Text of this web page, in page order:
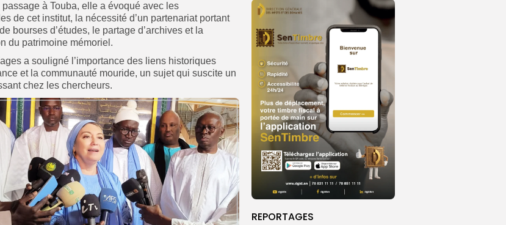
REPORTAGES
passage à Touba, elle a évoqué avec les
de cet institut, la nécessité d’un partenariat portant
bourses d’études, le partage d’archives et la
du patrimoine mémoriel.
a souligné l’importance des liens historiques
et la communauté mouride, un sujet qui suscite un
chez les chercheurs.